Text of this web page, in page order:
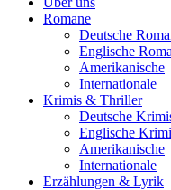
Romane
Deutsche
Englische
Amerikanische
Internationale
Krimis & Thriller
Deutsche
Englische
Amerikanische
Internationale
Erzählungen & Lyrik